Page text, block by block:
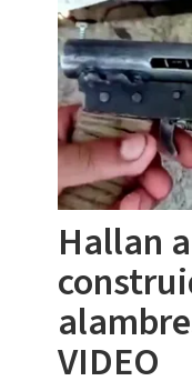
Hallan
VIDEO